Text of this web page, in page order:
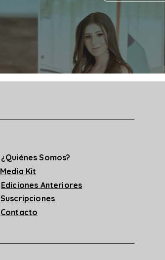
¿Quiénes Somos?
Media Kit
Ediciones Anteriores
Suscripciones
Contacto